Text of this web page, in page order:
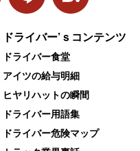
ドライバー’ｓコンテンツ
ドライバー食堂
アイツの給与明細
ヒヤリハットの瞬間
ドライバー用語集
ドライバー危険マップ